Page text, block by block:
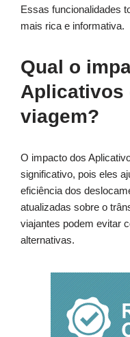
Essas funcionalidades
mais rica e informativa.
Qual o
Aplicativos
viagem?
O impacto dos
significativo, pois eles
eficiência dos
atualizadas sobre o
viajantes podem evitar
alternativas.